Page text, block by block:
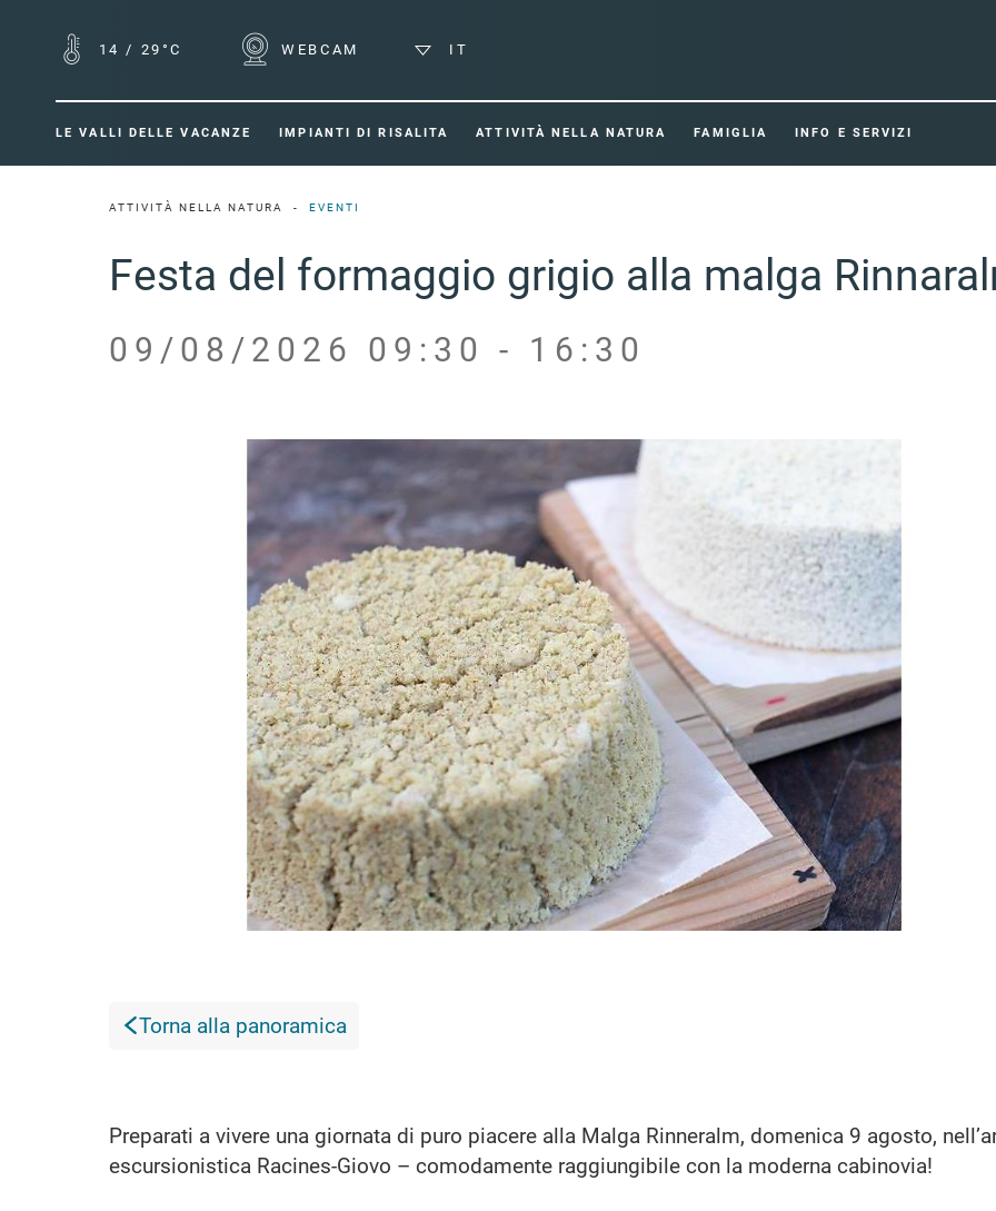
14 / 29°C WEBCAM IT
LE VALLI DELLE VACANZE IMPIANTI DI RISALITA ATTIVITÀ NELLA NATURA FAMIGLIA INFO E SERVIZI
ATTIVITÀ NELLA NATURA EVENTI
Festa del formaggio grigio alla malga
09/08/2026 09:30 - 16:30
Torna alla panoramica
Preparati a vivere una giornata di puro piacere alla Malga Rinneralm, domenica 9 agosto,
escursionistica Racines-Giovo – comodamente raggiungibile con la moderna cabinovia!